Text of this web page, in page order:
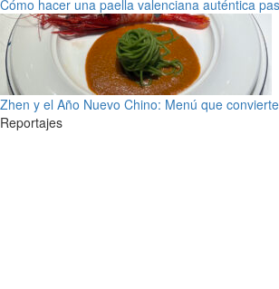
Cómo hacer una paella valenciana auténtica
Zhen y el Año Nuevo Chino: Menú que
Reportajes